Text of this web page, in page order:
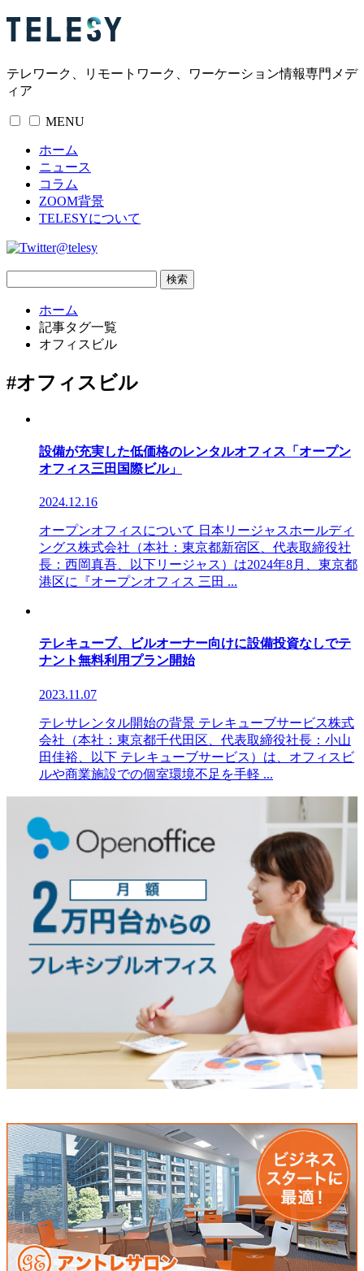
テレワーク、リモートワーク、ワーケーション情報専門メデ
ィア
MENU
ホーム
ニュース
コラム
ZOOM背景
TELESYについて
@telesy
ホーム
記事タグ一覧
オフィスビル
#オフィスビル
設備が充実した低価格のレンタルオフィス「オープン
オフィス三田国際ビル」
2024.12.16
オープンオフィスについて 日本リージャスホールディ
ングス株式会社（本社：東京都新宿区、代表取締役社
長：西岡真吾、以下リージャス）は2024年8月、東京都
港区に『オープンオフィス 三田 ...
テレキューブ、ビルオーナー向けに設備投資なしでテ
ナント無料利用プラン開始
2023.11.07
テレサレンタル開始の背景 テレキューブサービス株式
会社（本社：東京都千代田区、代表取締役社長：小山
田佳裕、以下 テレキューブサービス）は、オフィスビ
ルや商業施設での個室環境不足を手軽 ...